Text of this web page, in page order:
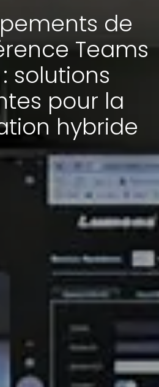
de
Teams
solutions
pour la
hybride